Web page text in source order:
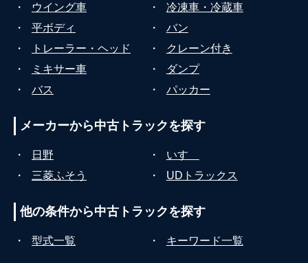
・ ウイング車 ・
冷凍車・冷蔵車
・
平ボディ ・
バン
・
トレーラー・ヘッド ・
クレーン付き
・
ミキサー車 ・
ダンプ
・
バス ・ パッカー
メーカーから中古トラックを探す
・ 日野 ・
いすゞ
・
三菱ふそう ・ UDトラックス
他の条件から中古トラックを探す
・ 型式一覧 ・ キーワード一覧